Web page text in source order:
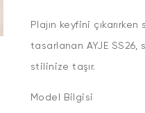
Plajın keyfini
tasarlanan AYJE
stilinize taşır.
Model Bilgisi